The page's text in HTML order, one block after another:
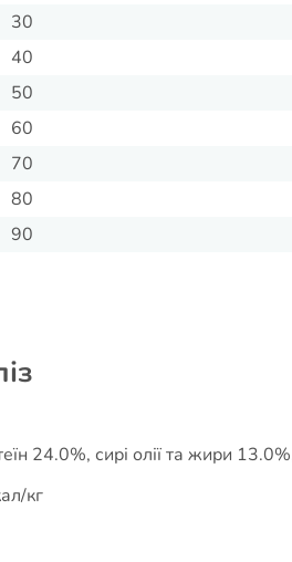
30
40
50
60
70
80
90
24.0%, сирі олії та жири
кг